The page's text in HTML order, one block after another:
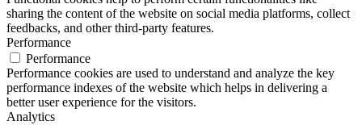
sharing the content of the website on social media platforms, collect
feedbacks, and other third-party features.
Performance
Performance
Performance cookies are used to understand and analyze the key
performance indexes of the website which helps in delivering a
better user experience for the visitors.
Analytics